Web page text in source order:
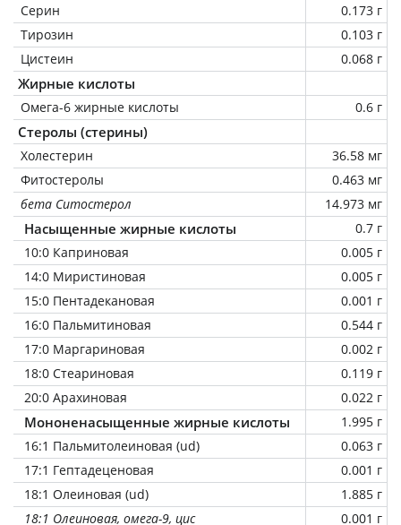
Серин
0.173 г
Тирозин
0.103 г
Цистеин
0.068 г
Жирные кислоты
Омега-6 жирные кислоты 0.6 г
Стеролы (стерины)
Холестерин
36.58 мг
Фитостеролы
0.463 мг
бета Ситостерол
14.973 мг
Насыщенные жирные кислоты
0.7 г
10:0 Каприновая
0.005 г
14:0 Миристиновая
0.005 г
15:0 Пентадекановая
0.001 г
16:0 Пальмитиновая
0.544 г
17:0 Маргариновая
0.002 г
18:0 Стеариновая
0.119 г
20:0 Арахиновая
0.022 г
Мононенасыщенные жирные кислоты
1.995 г
16:1 Пальмитолеиновая (ud)
0.063 г
17:1 Гептадеценовая
0.001 г
18:1 Олеиновая (ud)
1.885 г
18:1 Олеиновая, омега-9, цис
0.001 г